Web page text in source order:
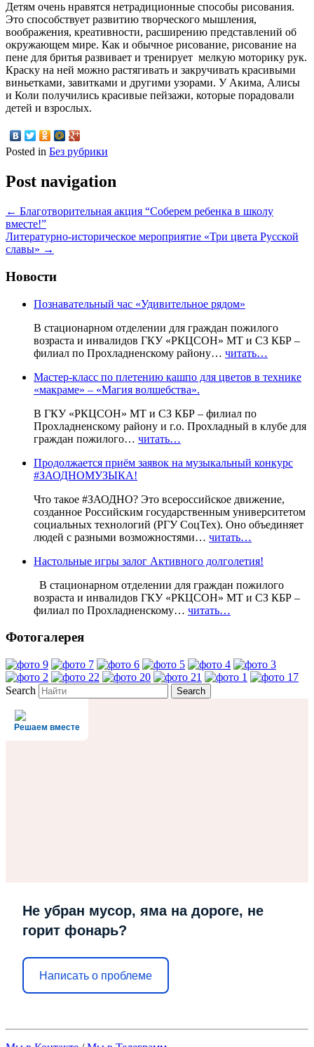
Детям очень нравятся нетрадиционные способы рисования.
Это способствует развитию творческого мышления,
воображения, креативности, расширению представлений об
окружающем мире. Как и обычное рисование, рисование на
пене для бритья развивает и тренирует мелкую моторику рук.
Краску на ней можно растягивать и закручивать красивыми
виньетками, завитками и другими узорами. У Акима, Алисы
и Коли получились красивые пейзажи, которые порадовали
детей и взрослых.
Posted in Без рубрики
Post navigation
← Благотворительная акция “Соберем ребенка в школу
вместе!”
Литературно-историческое мероприятие «Три цвета Русской
славы» →
Новости
Познавательный час «Удивительное рядом»
В стационарном отделении для граждан пожилого
возраста и инвалидов ГКУ «РКЦСОН» МТ и СЗ КБР –
филиал по Прохладненскому району… читать…
Мастер-класс по плетению кашпо для цветов в технике
«макраме» – «Магия волшебства».
В ГКУ «РКЦСОН» МТ и СЗ КБР – филиал по
Прохладненскому району и г.о. Прохладный в клубе для
граждан пожилого… читать…
Продолжается приём заявок на музыкальный конкурс
#ЗАОДНОМУЗЫКА!
Что такое #ЗАОДНО? Это всероссийское движение,
созданное Российским государственным университетом
социальных технологий (РГУ СоцТех). Оно объединяет
людей с разными возможностями… читать…
Настольные игры залог Активного долголетия!
В стационарном отделении для граждан пожилого
возраста и инвалидов ГКУ «РКЦСОН» МТ и СЗ КБР –
филиал по Прохладненскому… читать…
Фотогалерея
Search
Решаем вместе
Не убран мусор, яма на дороге, не
горит фонарь?
Написать о проблеме